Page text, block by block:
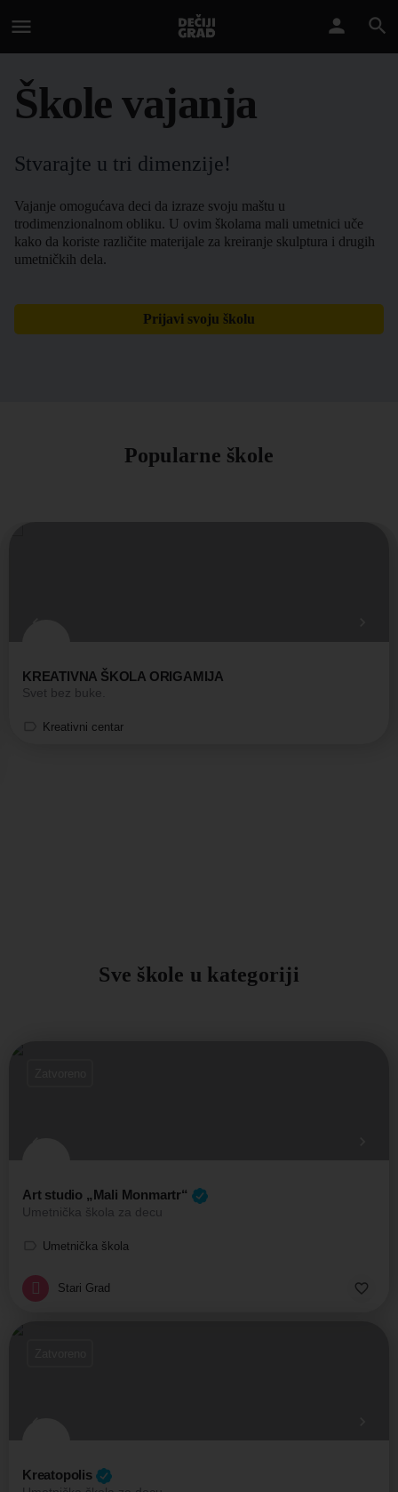
Škole vajanja
Stvarajte u tri dimenzije!
Vajanje omogućava deci da izraze svoju maštu u
trodimenzionalnom obliku. U ovim školama mali umetnici uče
kako da koriste različite materijale za kreiranje skulptura i drugih
umetničkih dela.
Prijavi svoju školu
Popularne škole
KREATIVNA ŠKOLA ORIGAMIJA
Svet bez buke.
Kreativni centar
Sve škole u kategoriji
Art studio „Mali Monmartr“
Umetnička škola za decu
Umetnička škola
Stari Grad
Kreatopolis